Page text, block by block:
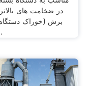
در ضخامت های
برش (خوراک
می‌شود.